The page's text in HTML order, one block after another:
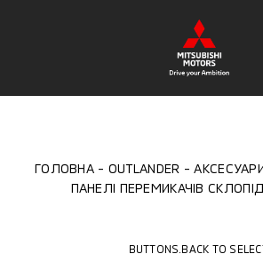
ГОЛОВНА OUTLANDER
ПАНЕЛІ ПЕРЕМИКАЧІВ
BUTTONS.BACK TO